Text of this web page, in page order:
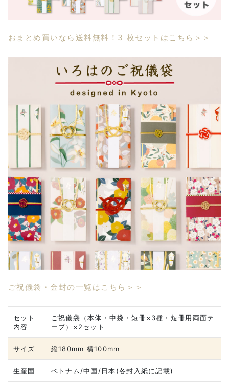
おまとめ買いなら送料無料！3 枚セットはこちら＞＞
ご祝儀袋・金封の一覧はこちら＞＞
セット
内容
ご祝儀袋（本体・中袋・短冊×3種・短冊用両面テ
ープ）×2セット
サイズ 縦180mm 横100mm
生産国 ベトナム/中国/日本(各封入紙に記載)